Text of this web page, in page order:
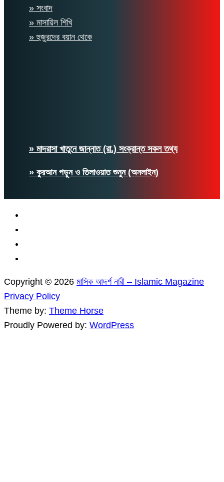
» সংবাদ
» মাসায়িল শিখি
» হুজুরদের বয়ান থেকে
» মাদরাসা খাতুনে জান্নাত (রা.) সংক্রান্ত সকল তথ্য
» কুরআন পড়ুন ও তিলাওয়াত শুনুন (অনলাইন)
Copyright © 2026 মাসিক আদর্শ নারী – Islamic Magazine
Privacy Policy
Theme by: Theme Horse
Proudly Powered by: WordPress